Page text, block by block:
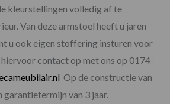
kleurstellingen volledig af te
Van deze armstoel heeft u jaren
u ook eigen stoffering insturen voor
hiervoor contact op met ons op 0174-
Op de constructie van
garantietermijn van 3 jaar.